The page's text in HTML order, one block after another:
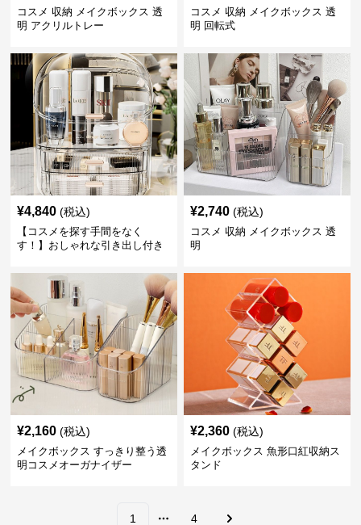
コスメ 収納 メイクボックス 透
明 アクリルトレー
コスメ 収納 メイクボックス 透
明 回転式
¥4,840 (税込)
【コスメを探す手間をなく
す！】おしゃれな引き出し付き
明
¥2,740 (税込)
コスメ 収納 メイクボックス 透
明
¥2,160 (税込)
メイクボックス すっきり整う透
明コスメオーガナイザー
¥2,360 (税込)
メイクボックス 魚形口紅収納ス
タンド
1 4